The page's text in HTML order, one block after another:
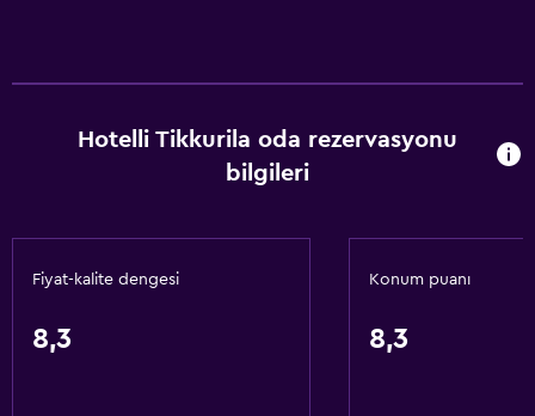
Hotelli Tikkurila oda rezervasyonu
bilgileri
Fiyat-kalite dengesi
8,3
Konum puanı
8,3